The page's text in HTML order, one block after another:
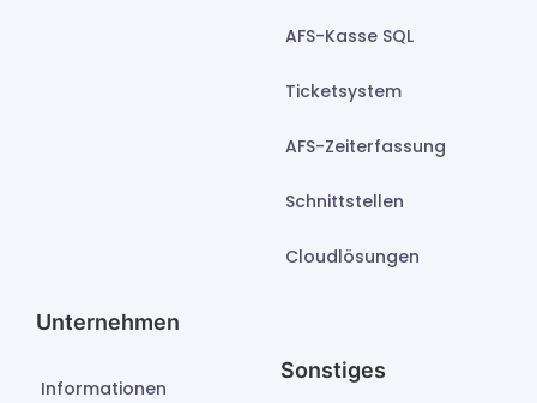
AFS-Kasse SQL
Ticketsystem
AFS-Zeiterfassung
Schnittstellen
Cloudlösungen
Unternehmen
Informationen
Sonstiges